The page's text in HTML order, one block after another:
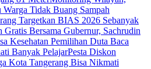
Tidak Buang Sampah
Targetkan BIAS 2026 Sebanyak
Gratis Bersama Gubernur, Sachrudin
Kesehatan Pemilihan Duta Baca
Banyak PelajarPesta Diskon
Kota Tangerang Bisa Nikmati